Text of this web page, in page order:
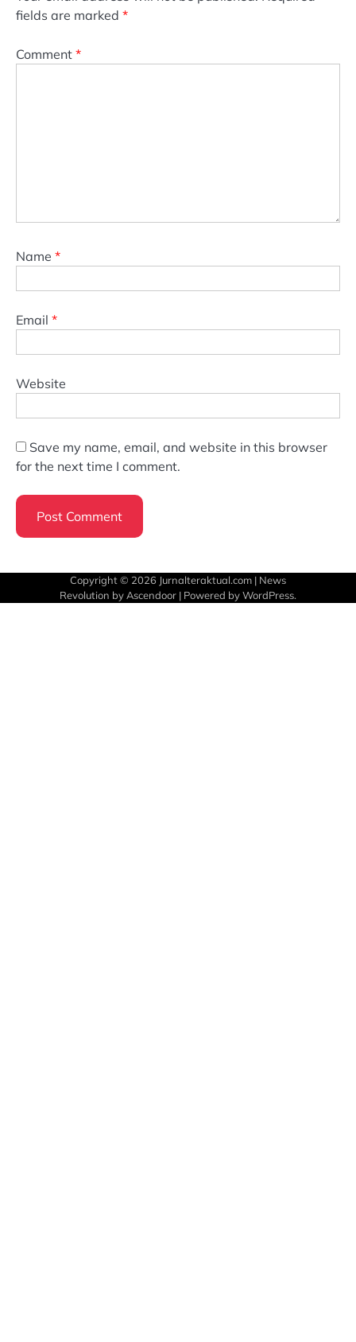
fields are marked *
Comment *
Name *
Email *
Website
Save my name, email, and website in this browser
for the next time I comment.
Copyright © 2026 Jurnalteraktual.com | News
Revolution by Ascendoor | Powered byWordPress.